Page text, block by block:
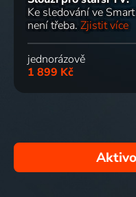
Ke sledování ve
není třeba. Zjistit více
jednorázově
1 899 Kč